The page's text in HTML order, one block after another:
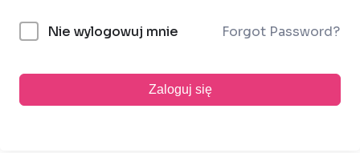
Nie wylogowuj mnie Forgot Password?
Zaloguj się